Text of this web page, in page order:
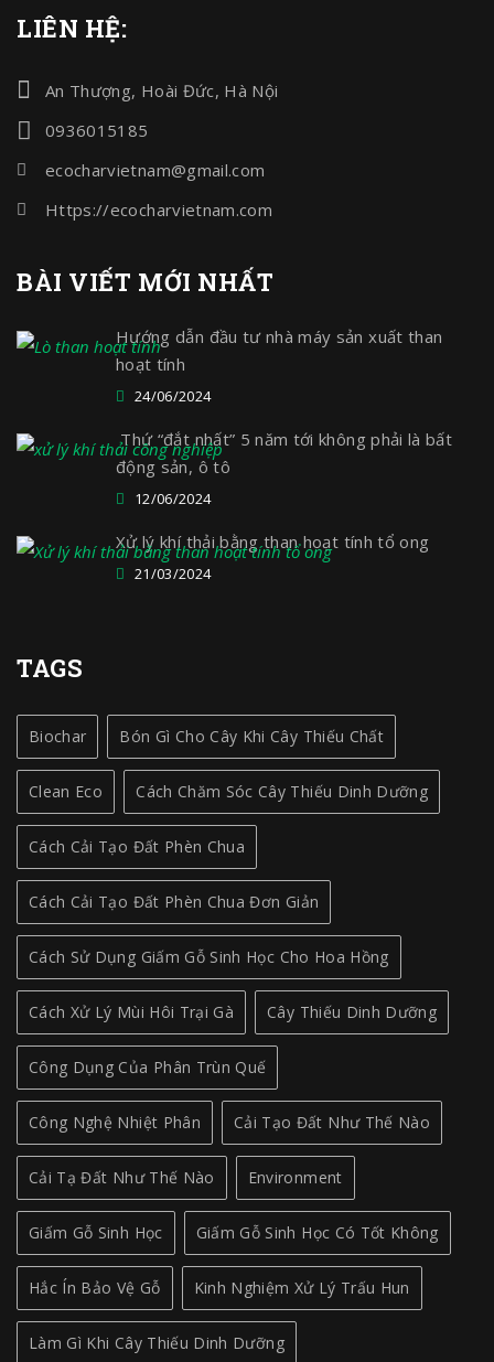
LIÊN HỆ:
An Thượng, Hoài Đức, Hà Nội
0936015185
ecocharvietnam@gmail.com
Https://ecocharvietnam.com
BÀI VIẾT MỚI NHẤT
Hướng dẫn đầu tư nhà máy sản xuất than
hoạt tính
24/06/2024
Thứ “đắt nhất” 5 năm tới không phải là bất
động sản, ô tô
12/06/2024
Xử lý khí thải bằng than hoạt tính tổ ong
21/03/2024
TAGS
Biochar Bón Gì Cho Cây Khi Cây Thiếu Chất
Clean Eco Cách Chăm Sóc Cây Thiếu Dinh Dưỡng
Cách Cải Tạo Đất Phèn Chua
Cách Cải Tạo Đất Phèn Chua Đơn Giản
Cách Sử Dụng Giấm Gỗ Sinh Học Cho Hoa Hồng
Cách Xử Lý Mùi Hôi Trại Gà Cây Thiếu Dinh Dưỡng
Công Dụng Của Phân Trùn Quế
Công Nghệ Nhiệt Phân Cải Tạo Đất Như Thế Nào
Cải Tạ Đất Như Thế Nào Environment
Giấm Gỗ Sinh Học Giấm Gỗ Sinh Học Có Tốt Không
Hắc Ín Bảo Vệ Gỗ Kinh Nghiệm Xử Lý Trấu Hun
Làm Gì Khi Cây Thiếu Dinh Dưỡng